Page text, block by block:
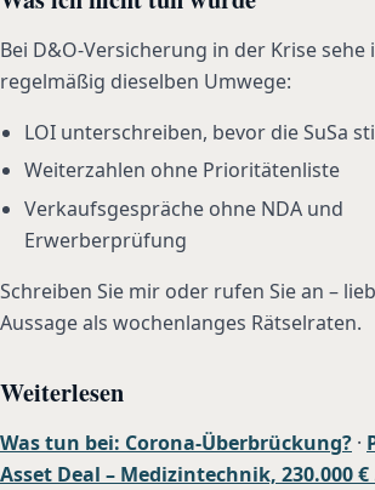
Bei D&O-Versicherung in der Krise sehe
regelmäßig dieselben Umwege:
LOI unterschreiben, bevor die SuSa
Weiterzahlen ohne Prioritätenliste
Verkaufsgespräche ohne NDA und
Erwerberprüfung
Schreiben Sie mir oder rufen Sie an –
Aussage als wochenlanges Rätselraten.
Weiterlesen
Was tun bei: Corona-Überbrückung? ·
Asset Deal – Medizintechnik, 230.000